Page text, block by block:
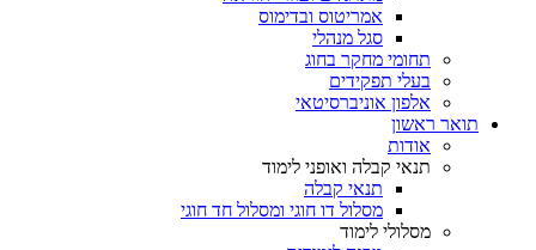
אמריטוס ובדימוס
סגל מנהלי
תחומי מחקר בחוג
בעלי תפקידים
אלפון אוניברסיטאי
תואר ראשון
אודות
תנאי קבלה ואופני לימוד
תנאי קבלה
מסלול דו חוגי ומסלול חד חוגי
מסלולי לימוד